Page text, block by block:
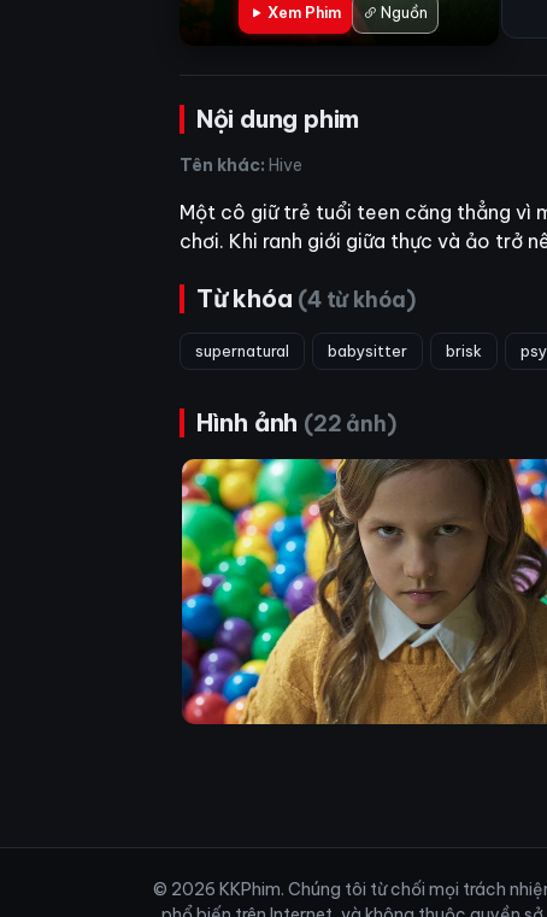
Xem Phim Nguồn
Nội dung phim
Tên khác: Hive
Một cô giữ trẻ tuổi teen căng thẳng vì
chơi. Khi ranh giới giữa thực và ảo trở
Từ khóa (4 từ khóa)
supernatural babysitter brisk
Hình ảnh (22 ảnh)
© 2026 KKPhim. Chúng tôi từ chối mọi trách